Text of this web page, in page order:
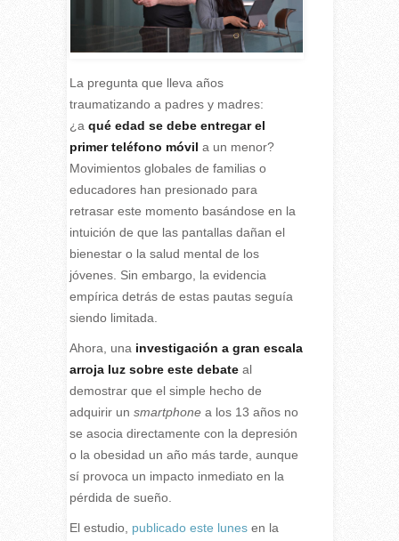
La pregunta que lleva años
traumatizando a padres y madres:
¿a qué edad se debe entregar el
primer teléfono móvil a un menor?
Movimientos globales de familias o
educadores han presionado para
retrasar este momento basándose en la
intuición de que las pantallas dañan el
bienestar o la salud mental de los
jóvenes. Sin embargo, la evidencia
empírica detrás de estas pautas seguía
siendo limitada.
Ahora, una investigación a gran escala
arroja luz sobre este debateal
demostrar que el simple hecho de
adquirir un smartphonea los 13 años no
se asocia directamente con la depresión
o la obesidad un año más tarde, aunque
sí provoca un impacto inmediato en la
pérdida de sueño.
El estudio, publicado este lunesen la